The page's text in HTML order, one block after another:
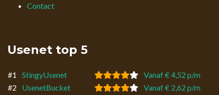
Contact
Usenet top 5
#1 StingyUsenet
Vanaf € 4,52 p/m
#2
UsenetBucket
Vanaf € 2,62 p/m